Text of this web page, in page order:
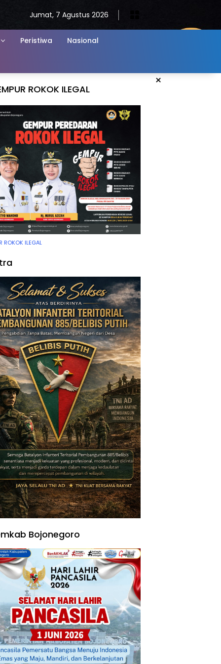
Jumat, 7 Agustus 2026
Peristiwa Nasional
×
ROKOK ILEGAL
ROKOK ILEGAL
Bojonegoro